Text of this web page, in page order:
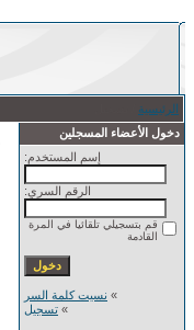
الرئيسية
دخول الأعضاء المسجلين
إسم المستخدم:
الرقم السري:
قم بتسجيلي تلقائيا في المرة
القادمة
» نسيت كلمة السر
» تسجيل